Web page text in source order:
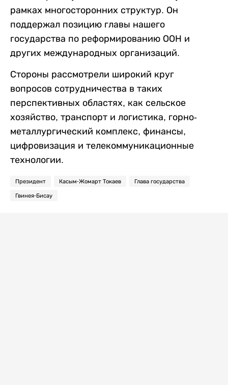
рамках многосторонних структур. Он
поддержал позицию главы нашего
государства по реформированию ООН и
других международных организаций.
Стороны рассмотрели широкий круг
вопросов сотрудничества в таких
перспективных областях, как сельское
хозяйство, транспорт и логистика, горно-
металлургический комплекс, финансы,
цифровизация и телекоммуникационные
технологии.
Президент Касым-Жомарт Токаев Глава государства
Гвинея-Бисау